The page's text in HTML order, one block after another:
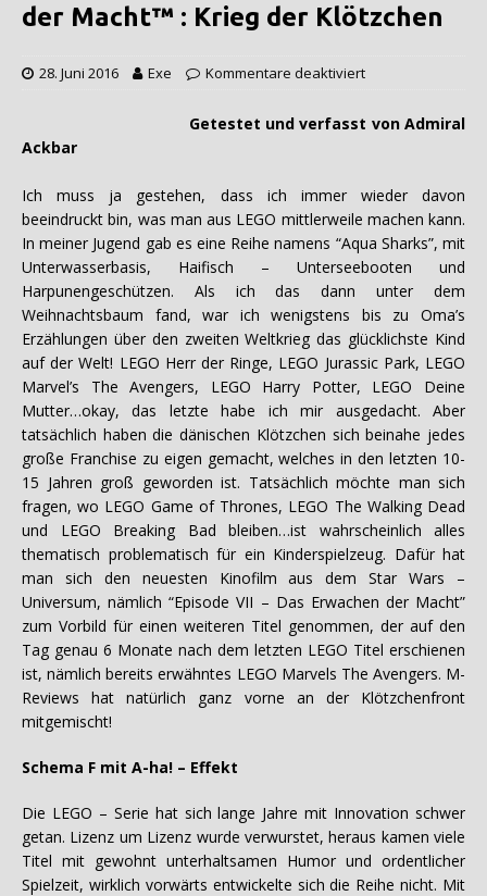
der Macht™ : Krieg der Klötzchen
28. Juni 2016 Exe Kommentare deaktiviert
Getestet und verfasst von Admiral
Ackbar
Ich muss ja gestehen, dass ich immer wieder davon
beeindruckt bin, was man aus LEGO mittlerweile machen kann.
In meiner Jugend gab es eine Reihe namens “Aqua Sharks”, mit
Unterwasserbasis, Haifisch – Unterseebooten und
Harpunengeschützen. Als ich das dann unter dem
Weihnachtsbaum fand, war ich wenigstens bis zu Oma’s
Erzählungen über den zweiten Weltkrieg das glücklichste Kind
auf der Welt! LEGO Herr der Ringe, LEGO Jurassic Park, LEGO
Marvel’s The Avengers, LEGO Harry Potter, LEGO Deine
Mutter…okay, das letzte habe ich mir ausgedacht. Aber
tatsächlich haben die dänischen Klötzchen sich beinahe jedes
große Franchise zu eigen gemacht, welches in den letzten 10-
15 Jahren groß geworden ist. Tatsächlich möchte man sich
fragen, wo LEGO Game of Thrones, LEGO The Walking Dead
und LEGO Breaking Bad bleiben…ist wahrscheinlich alles
thematisch problematisch für ein Kinderspielzeug. Dafür hat
man sich den neuesten Kinofilm aus dem Star Wars –
Universum, nämlich “Episode VII – Das Erwachen der Macht”
zum Vorbild für einen weiteren Titel genommen, der auf den
Tag genau 6 Monate nach dem letzten LEGO Titel erschienen
ist, nämlich bereits erwähntes LEGO Marvels The Avengers. M-
Reviews hat natürlich ganz vorne an der Klötzchenfront
mitgemischt!
Schema F mit A-ha! – Effekt
Die LEGO – Serie hat sich lange Jahre mit Innovation schwer
getan. Lizenz um Lizenz wurde verwurstet, heraus kamen viele
Titel mit gewohnt unterhaltsamen Humor und ordentlicher
Spielzeit, wirklich vorwärts entwickelte sich die Reihe nicht. Mit